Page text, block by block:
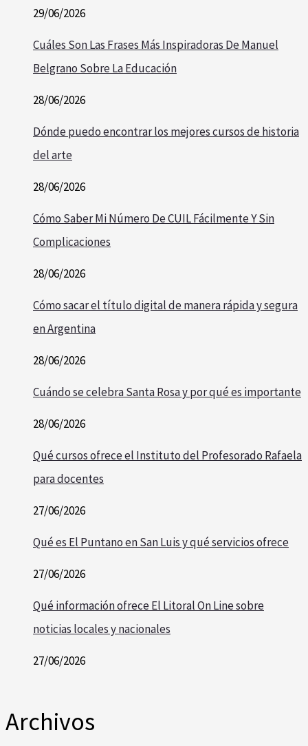
29/06/2026
Cuáles Son Las Frases Más Inspiradoras De Manuel
Belgrano Sobre La Educación
28/06/2026
Dónde puedo encontrar los mejores cursos de historia
del arte
28/06/2026
Cómo Saber Mi Número De CUIL Fácilmente Y Sin
Complicaciones
28/06/2026
Cómo sacar el título digital de manera rápida y segura
en Argentina
28/06/2026
Cuándo se celebra Santa Rosa y por qué es importante
28/06/2026
Qué cursos ofrece el Instituto del Profesorado Rafaela
para docentes
27/06/2026
Qué es El Puntano en San Luis y qué servicios ofrece
27/06/2026
Qué información ofrece El Litoral On Line sobre
noticias locales y nacionales
27/06/2026
Archivos